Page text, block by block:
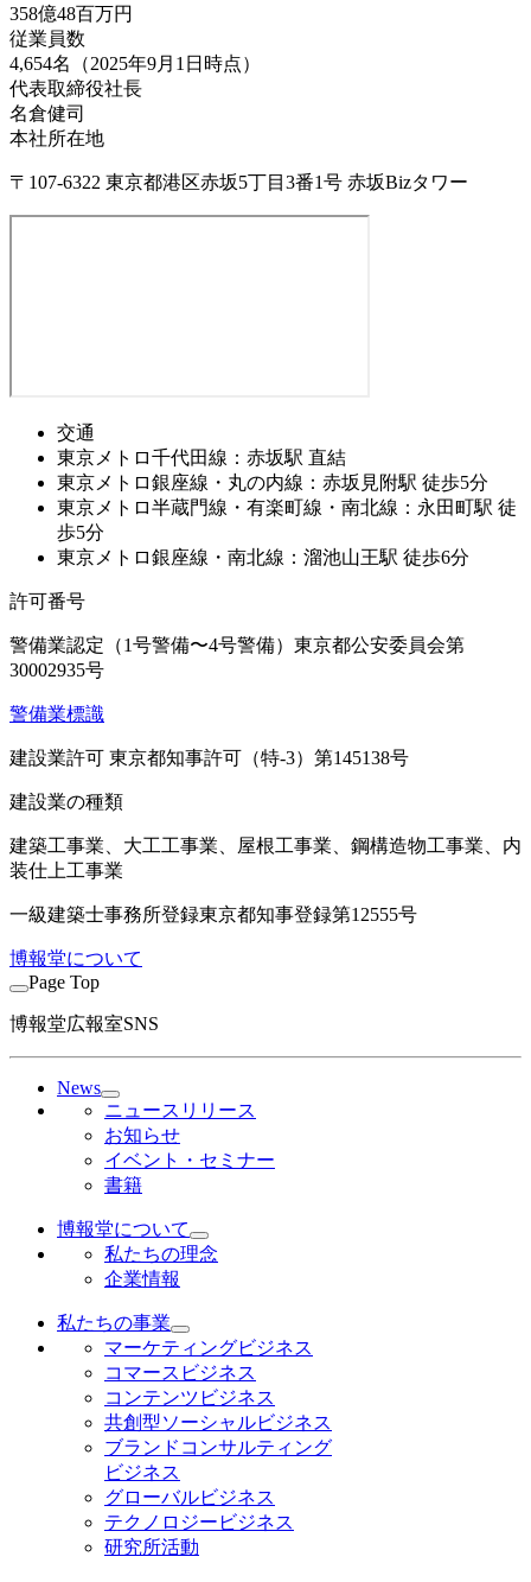
358億48百万円
従業員数
4,654名（2025年9月1日時点）
代表取締役社長
名倉健司
本社所在地
〒107-6322 東京都港区赤坂5丁目3番1号 赤坂Bizタワー
交通
東京メトロ千代田線：赤坂駅 直結
東京メトロ銀座線・丸の内線：赤坂見附駅 徒歩5分
東京メトロ半蔵門線・有楽町線・南北線：永田町駅 徒
歩5分
東京メトロ銀座線・南北線：溜池山王駅 徒歩6分
許可番号
警備業認定（1号警備〜4号警備）東京都公安委員会第
30002935号
警備業標識
建設業許可 東京都知事許可（特-3）第145138号
建設業の種類
建築工事業、大工工事業、屋根工事業、鋼構造物工事業、内
装仕上工事業
一級建築士事務所登録東京都知事登録第12555号
博報堂について
Page Top
博報堂広報室SNS
News
ニュースリリース
お知らせ
イベント・セミナー
書籍
博報堂について
私たちの理念
企業情報
私たちの事業
マーケティングビジネス
コマースビジネス
コンテンツビジネス
共創型ソーシャルビジネス
ブランドコンサルティング
ビジネス
グローバルビジネス
テクノロジービジネス
研究所活動